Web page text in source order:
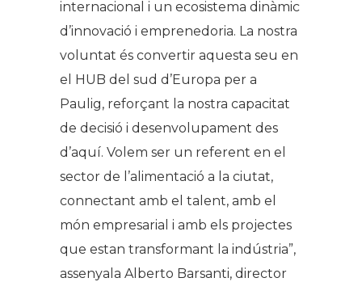
internacional i un ecosistema dinàmic
d’innovació i emprenedoria. La nostra
voluntat és convertir aquesta seu en
el HUB del sud d’Europa per a
Paulig, reforçant la nostra capacitat
de decisió i desenvolupament des
d’aquí. Volem ser un referent en el
sector de l’alimentació a la ciutat,
connectant amb el talent, amb el
món empresarial i amb els projectes
que estan transformant la indústria”,
assenyala Alberto Barsanti, director